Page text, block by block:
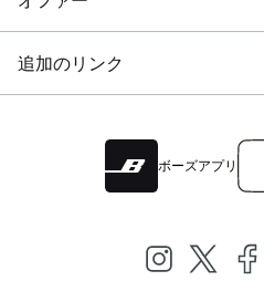
追加のリンク
ボーズアプリ